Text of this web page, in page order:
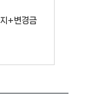
+변경금